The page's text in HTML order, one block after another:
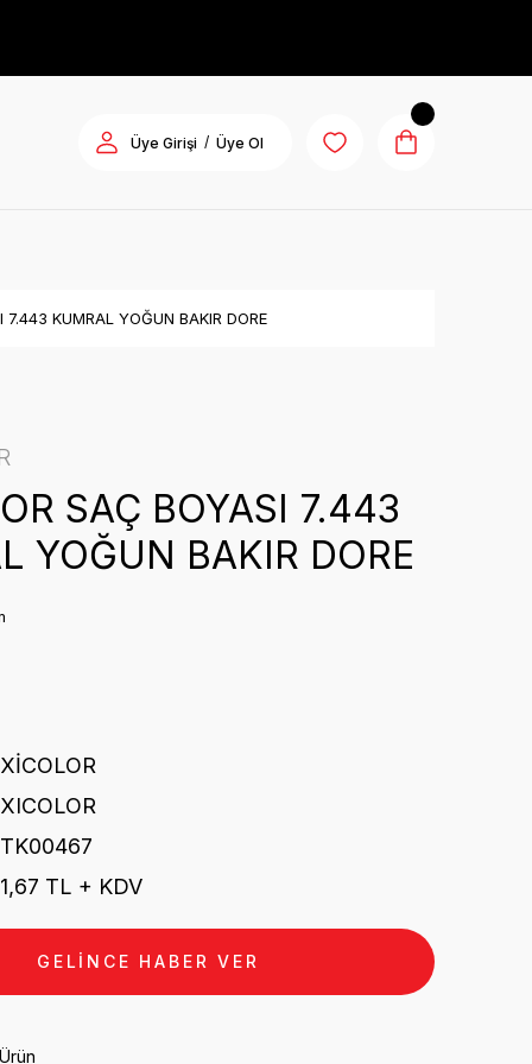
Üye Girişi / Üye Ol
7.443 KUMRAL YOĞUN BAKIR DORE
SAÇ BOYASI 7.443
YOĞUN BAKIR DORE
TL + KDV
GELİNCE HABER VER